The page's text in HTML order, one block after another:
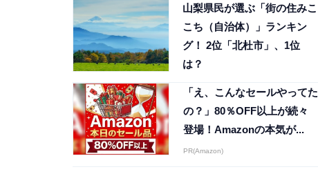
山梨県民が選ぶ「街の住みこ
こち（自治体）」ランキン
グ！ 2位「北杜市」、1位
は？
「え、こんなセールやってた
の？」80％OFF以上が続々
登場！Amazonの本気が...
PR(Amazon)